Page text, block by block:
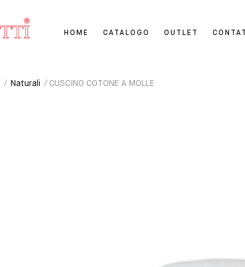
HOME CATALOGO OUTLET
/ Naturali / CUSCINO COTONE A MOLLE